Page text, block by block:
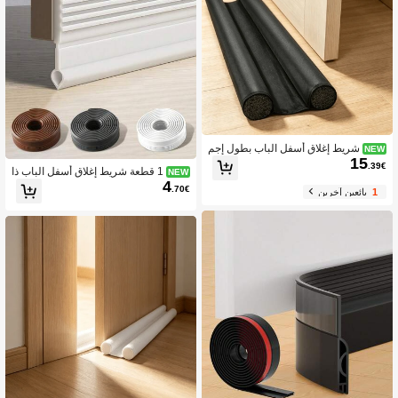
NEW شريط إغلاق أسفل الباب بطول إجم
الي 86 سم، مصمم بهيكل إغلاق مزدوج. ه
يكل ثنائي الطبقة يمنع تدفق الهواء والضو
ضاء الخارجية، ويحد من تبدد الحرارة الداخ
لية ويقلل من نفقات التدفئة بشكل فعال.
15.39€
1بائعين آخرين
NEW
1 قطعة شريط إغلاق أسفل الباب ذا
تي اللصق من مادة PVC، 100 سم قابل ل
لقص، مانع تسرب الهواء والرياح والغبار و
4.70€